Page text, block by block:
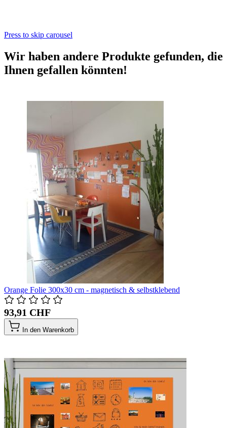
Press to skip carousel
Wir haben andere Produkte gefunden, die
Ihnen gefallen könnten!
Orange Folie 300x30 cm - magnetisch & selbstklebend
93,91 CHF
In den Warenkorb